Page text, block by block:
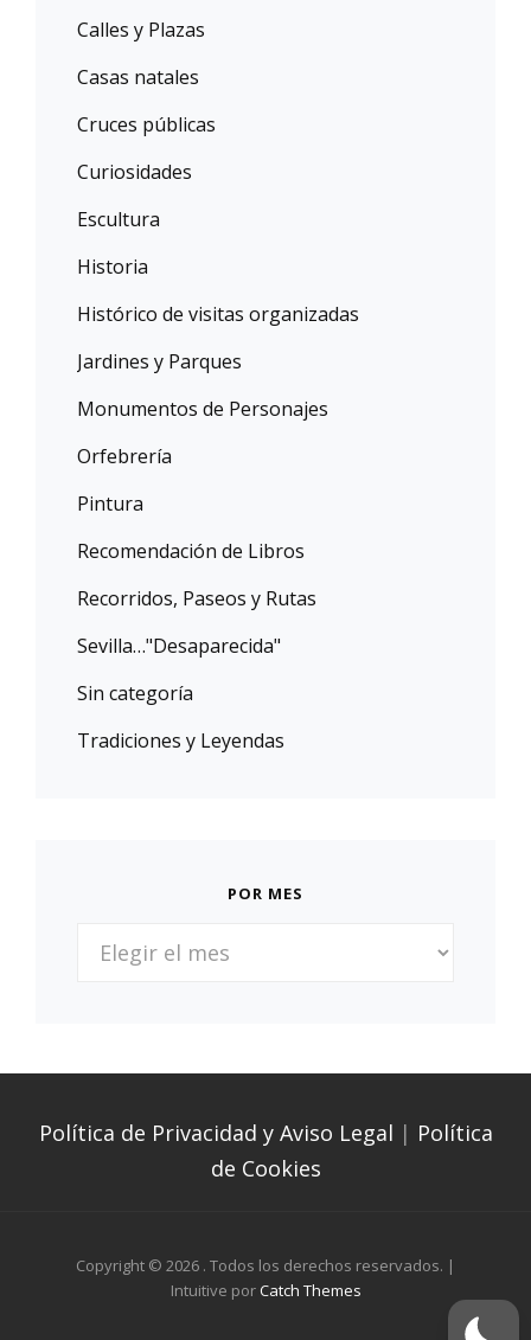
Calles y Plazas
Casas natales
Cruces públicas
Curiosidades
Escultura
Historia
Histórico de visitas organizadas
Jardines y Parques
Monumentos de Personajes
Orfebrería
Pintura
Recomendación de Libros
Recorridos, Paseos y Rutas
Sevilla…"Desaparecida"
Sin categoría
Tradiciones y Leyendas
POR MES
Política de Privacidad y Aviso Legal | Política
de Cookies
Copyright © 2026 . Todos los derechos reservados. |
Intuitive porCatch Themes